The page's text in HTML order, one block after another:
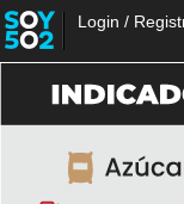
Login /